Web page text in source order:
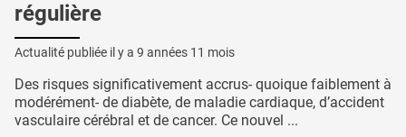
régulière
Actualité publiée il y a 9 années 11 mois
Des risques significativement accrus- quoique faiblement à
modérément- de diabète, de maladie cardiaque, d’accident
vasculaire cérébral et de cancer. Ce nouvel ...